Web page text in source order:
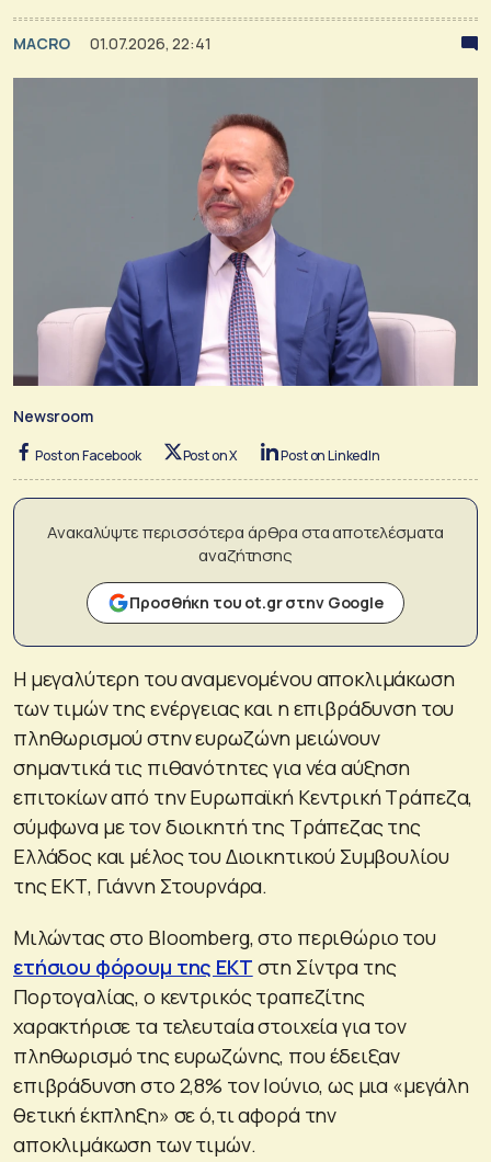
MACRO 01.07.2026, 22:41
Newsroom
Post on Facebook Post on X Post on LinkedIn
Ανακαλύψτε περισσότερα άρθρα στα αποτελέσματα
αναζήτησης
Προσθήκη του ot.gr στην Google
Η μεγαλύτερη του αναμενομένου αποκλιμάκωση
των τιμών της ενέργειας και η επιβράδυνση του
πληθωρισμού στην ευρωζώνη μειώνουν
σημαντικά τις πιθανότητες για νέα αύξηση
επιτοκίων από την Ευρωπαϊκή Κεντρική Τράπεζα,
σύμφωνα με τον διοικητή της Τράπεζας της
Ελλάδος και μέλος του Διοικητικού Συμβουλίου
της ΕΚΤ, Γιάννη Στουρνάρα.
Μιλώντας στο Bloomberg, στο περιθώριο του
ετήσιου φόρουμ της ΕΚΤ στη Σίντρα της
Πορτογαλίας, ο κεντρικός τραπεζίτης
χαρακτήρισε τα τελευταία στοιχεία για τον
πληθωρισμό της ευρωζώνης, που έδειξαν
επιβράδυνση στο 2,8% τον Ιούνιο, ως μια «μεγάλη
θετική έκπληξη» σε ό,τι αφορά την
αποκλιμάκωση των τιμών.